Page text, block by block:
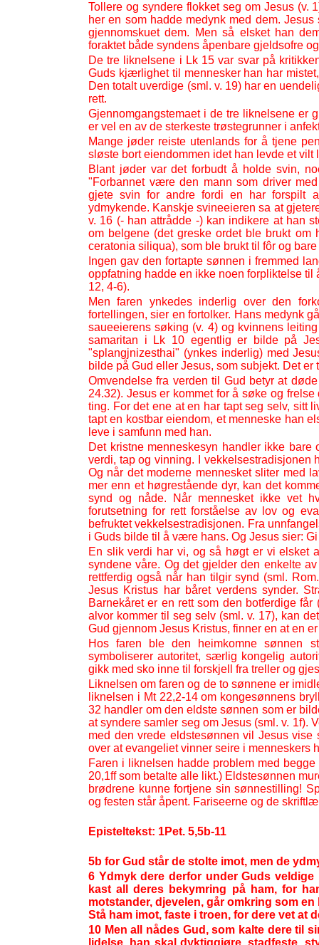
Tollere og syndere flokket seg om Jesus (v.
her en som hadde medynk med dem.
gjennomskuet dem. Men så elsket han
foraktet både syndens åpenbare gjeldsofre
De tre liknelsene i Lk 15 var svar på
Guds kjærlighet til mennesker han har
Den totalt uverdige (sml. v. 19) har en
rett.
Gjennomgangstemaet i de tre liknelsene er
er vel en av de sterkeste trøstegrunner i
Mange jøder reiste utenlands for å tjene
sløste bort eiendommen idet han levde et
Blant jøder var det forbudt å holde svin,
"Forbannet være den mann som driver
gjete svin for andre fordi en har forspilt
ydmykende. Kanskje svineeieren sa at
v. 16 (-han attrådde -) kan indikere at han
om belgene (det greske ordet ble brukt om
ceratonia siliqua), som ble brukt til fôr og
Ingen gav den fortapte sønnen i fremmed
oppfatning hadde en ikke noen forpliktelse
12, 4-6).
Men faren ynkedes inderlig over den
fortellingen, sier en fortolker. Hans medynk
saueeierens søking (v. 4) og kvinnens
samaritan i Lk 10 egentlig er bilde på
"splangjnizesthai" (ynkes inderlig) med
bilde på Gud eller Jesus, som subjekt. Det
Omvendelse fra verden til Gud betyr at
24.32). Jesus er kommet for å søke og
ting. For det ene at en har tapt seg selv, sitt
tapt en kostbar eiendom, et menneske han
leve i samfunn med han.
Det kristne menneskesyn handler ikke
verdi, tap og vinning. I vekkelsestradisjonen
Og når det moderne mennesket sliter med
mer enn et høgrestående dyr, kan det
synd og nåde. Når mennesket ikke vet
forutsetning for rett forståelse av lov og
befruktet vekkelsestradisjonen. Fra
i Guds bilde til å være hans. Og Jesus sier:
En slik verdi har vi, og så høgt er vi elsket
syndene våre. Og det gjelder den enkelte
rettferdig også når han tilgir synd (sml.
Jesus Kristus har båret verdens synder.
Barnekåret er en rett som den botferdige
alvor kommer til seg selv (sml. v. 17), kan
Gud gjennom Jesus Kristus, finner en at en
Hos faren ble den heimkomne sønnen
symboliserer autoritet, særlig kongelig
gikk med sko inne til forskjell fra treller og
Liknelsen om faren og de to sønnene er
liknelsen i Mt 22,2-14 om kongesønnens
32 handler om den eldste sønnen som er
at syndere samler seg om Jesus (sml. v. 1f).
med den vrede eldstesønnen vil Jesus
over at evangeliet vinner seire i menneskers
Faren i liknelsen hadde problem med
20,1ff som betalte alle likt.) Eldstesønnen
brødrene kunne fortjene sin sønnestilling!
og festen står åpent. Fariseerne og de
Episteltekst: 1Pet. 5,5b-11
5b for Gud står de stolte imot, men de
6 Ydmyk dere derfor under Guds
kast all deres bekymring på ham, for
motstander, djevelen, går omkring som
Stå ham imot, faste i troen, for dere vet at
10 Men all nådes Gud, som kalte dere til
lidelse, han skal dyktiggjøre, stadfeste,